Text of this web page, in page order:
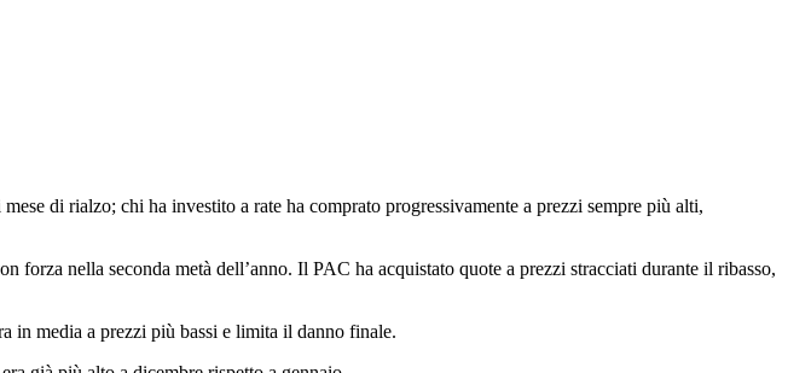
di rialzo; chi ha investito a rate ha comprato progressivamente a prezzi sempre più alti,
nella seconda metà dell’anno. Il PAC ha acquistato quote a prezzi stracciati durante il ribasso,
in media a prezzi più bassi e limita il danno finale.